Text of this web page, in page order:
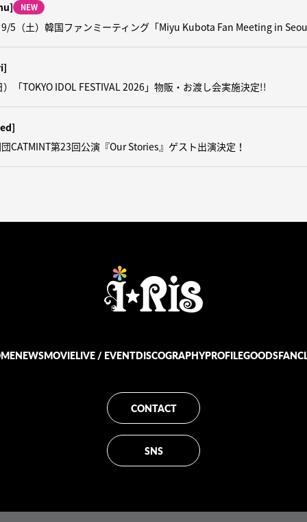
NEW
5（土）韓国ファンミーティング「Miyu Kubota Fan Meeting in
「TOKYO IDOL FESTIVAL 2026」物販・お渡し会実施決定!!
CATMINT第23回公演『Our Stories』ゲスト出演決定！
NEWSMOVIELIVE / EVENTDISCOGRAPHYPROFILEGOODS
CONTACT
SNS